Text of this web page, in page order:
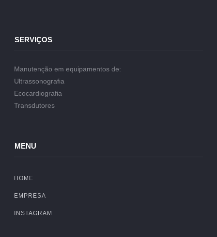
SERVIÇOS
Manutenção em equipamentos de:
Ultrassonografia
Ecocardiografia
Transdutores
MENU
HOME
EMPRESA
INSTAGRAM